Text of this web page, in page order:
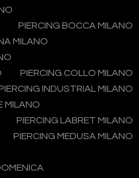
PIERCING BOCCA MILANO
MILANO
PIERCING COLLO MILANO
INDUSTRIAL MILANO
MILANO
PIERCING LABRET MILANO
PIERCING MEDUSA MILANO